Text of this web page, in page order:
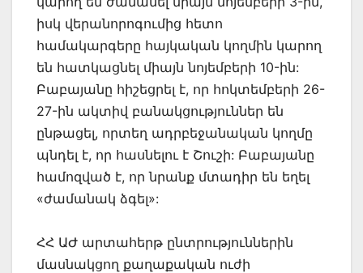
իսկ վերանորոգումից հետո
համակարգերը հայկական կողմին կարող
են հատկացնել միայն նոյեմբերի 10-ին:
Բաբայանը հիշեցրել է, որ հոկտեմբերի 26-
27-ին ակտիվ բանակցություններ են
ընթացել, որտեղ ադրբեջանական կողմը
պնդել է, որ հասնելու է Շուշի: Բաբայանը
համոզված է, որ նրանք մտադիր են եղել
«ժամանակ ձգել»:
ՀՀ ԱԺ արտահերթ ընտրություններին
մասնակցող քաղաքական ուժի